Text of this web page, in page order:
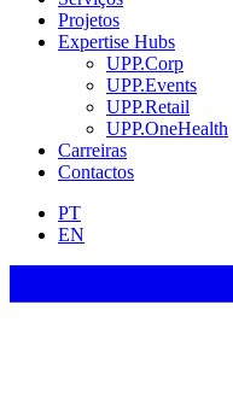
Projetos
Expertise Hubs
UPP.Corp
UPP.Events
UPP.Retail
UPP.OneHealth
Carreiras
Contactos
PT
EN